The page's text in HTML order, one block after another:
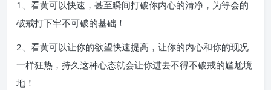
1、看黄可以快速，甚至瞬间打破你内心的清净，为等会的
破戒打下牢不可破的基础！
2、看黄可以让你的欲望快速提高，让你的内心和你的现况
一样狂热，持久这种心态就会让你进去不得不破戒的尴尬境
地！